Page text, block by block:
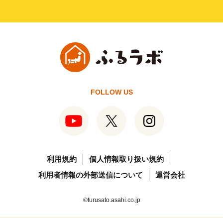
FOLLOW US
利用規約
個人情報取り扱い規約
利用者情報の外部送信について
運営会社
©furusato.asahi.co.jp